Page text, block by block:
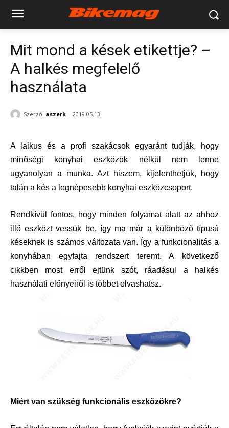
Mit mond a kések etikettje? –
A halkés megfelelő
használata
Szerző: aszerk 2019.05.13.
A laikus és a profi szakácsok egyaránt tudják, hogy
minőségi konyhai eszközök nélkül nem lenne
ugyanolyan a munka. Azt hiszem, kijelenthetjük, hogy
talán a kés a legnépesebb konyhai eszközcsoport.
Rendkívül fontos, hogy minden folyamat alatt az ahhoz
illő eszközt vessük be, így ma már a különböző típusú
késeknek is számos változata van. Így a funkcionalitás a
konyhában egyfajta rendszert teremt. A következő
cikkben most erről ejtünk szót, ráadásul a halkés
használati előnyeiről is többet olvashatsz.
Miért van szükség funkcionális eszközökre?